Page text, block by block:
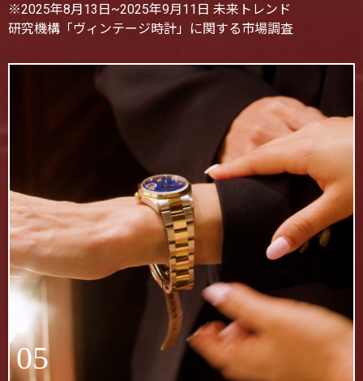
※2025年8月13日~2025年9月11日 未来トレンド
研究機構「ヴィンテージ時計」に関する市場調査
05